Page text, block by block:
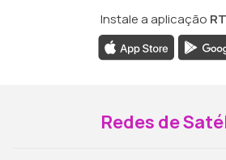
Instale a aplicação
Redes de